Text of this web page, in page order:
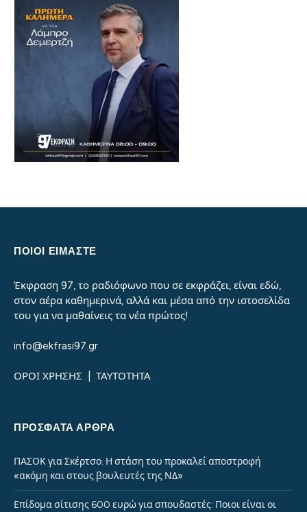
ΠΟΙΟΙ ΕΙΜΑΣΤΕ
Έκφραση 97, το ραδιόφωνο που σε εκφράζει, είναι εδώ,
στον αέρα καθημερινά, αλλά και μέσα από την ιστοσελίδα
του για να μαθαίνεις τα νέα πρώτος!
info@ekfrasi97.gr
ΟΡΟΙ ΧΡΗΣΗΣ ΤΑΥΤΟΤΗΤΑ
ΠΡΌΣΦΑΤΑ ΆΡΘΡΑ
ΠΑΣΟΚ για Σκέρτσο: Η στάση του προκαλεί αποστροφή
«ακόμη και στους βουλευτές της ΝΔ»
Επίδομα σίτισης 600 ευρώ για σπουδαστές: Ποιοι είναι οι